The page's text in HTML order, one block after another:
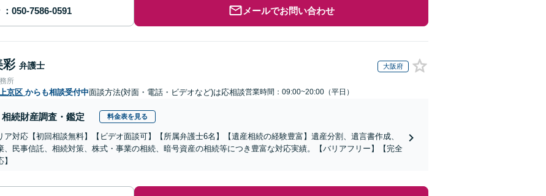
メールでお問い合わせ
彩 弁護士 大阪府
所
京区 からも相談受付中面談方法(対面・電話・ビデオなど)は応相談営業時間：09:00~20:00（平日）
相続財産調査・鑑定 料金表を見る
ア対応【初回相談無料】【ビデオ面談可】【所属弁護士6名】【遺産相続の経験豊富】遺産分割、遺言書作成、
、民事信託、相続対策、株式・事業の相続、暗号資産の相続等につき豊富な対応実績。【バリアフリー】【完全